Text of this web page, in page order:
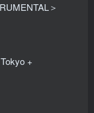
＞
+